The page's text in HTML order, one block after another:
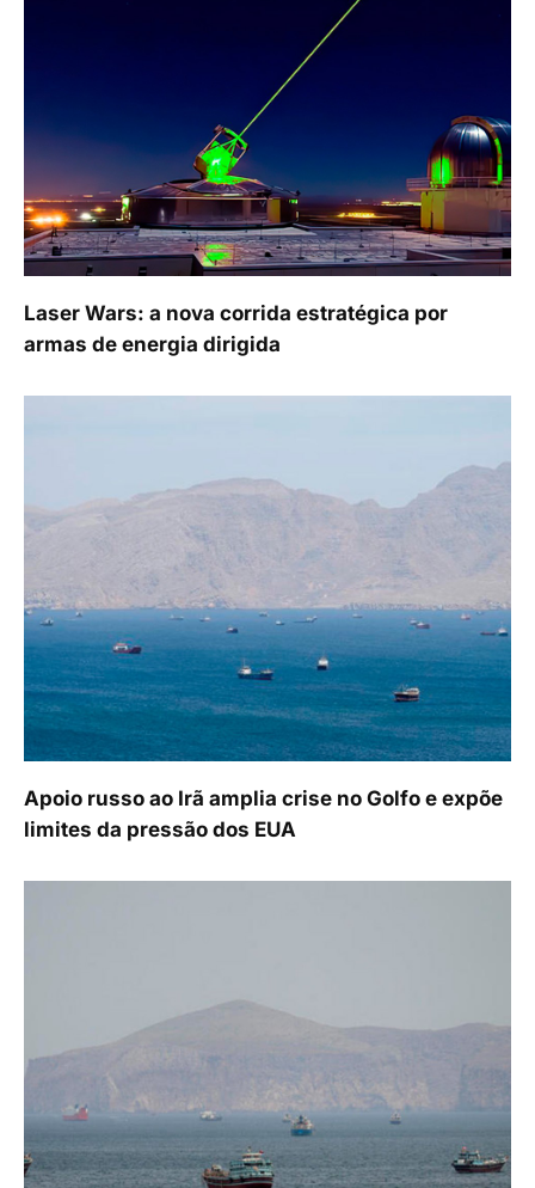
Laser Wars: a nova corrida estratégica por
armas de energia dirigida
Apoio russo ao Irã amplia crise no Golfo e expõe
limites da pressão dos EUA